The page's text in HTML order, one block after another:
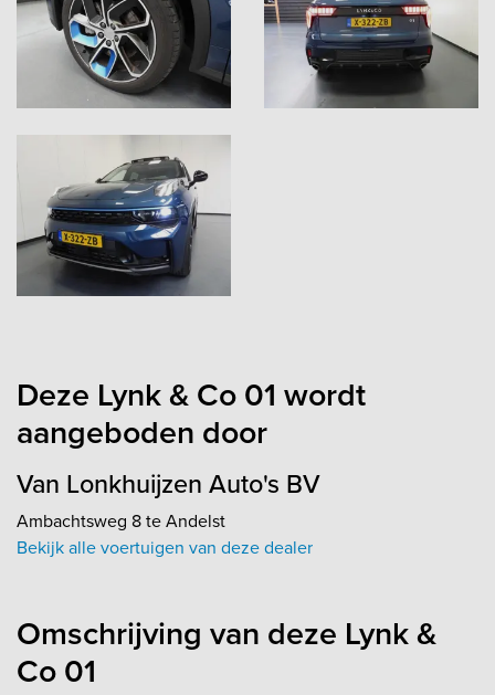
Deze Lynk & Co 01 wordt
aangeboden door
Van Lonkhuijzen Auto's BV
Ambachtsweg 8 te Andelst
Bekijk alle voertuigen van deze dealer
Omschrijving van deze Lynk &
Co 01